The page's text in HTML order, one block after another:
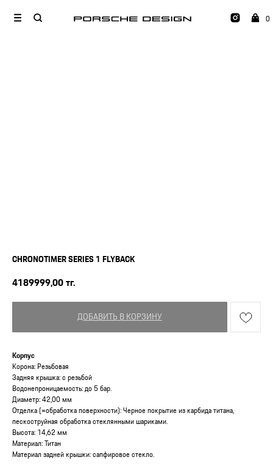
0
CHRONOTIMER SERIES 1 FLYBACK
4189999,00тг.
ДОБАВИТЬ В КОРЗИНУ
Корпус
Корона: Резьбовая
Задняя крышка: с резьбой
Водонепроницаемость: до 5 бар.
Диаметр: 42,00 мм
Отделка (=обработка поверхности): Черное покрытие из карбида титана,
пескоструйная обработка стеклянными шариками.
Высота: 14,62 мм
Материал: Титан
Материал задней крышки: сапфировое стекло.